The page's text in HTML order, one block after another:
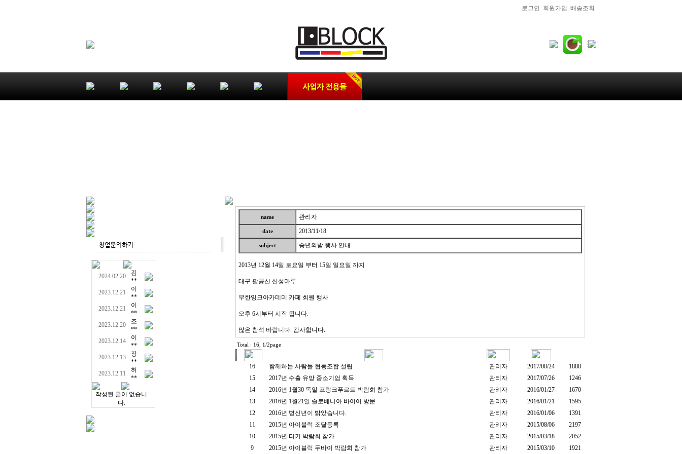
로그인 회원가입 배송조회
2024.02.20
김
**
2023.12.21
이
**
2023.12.21
이
**
2023.12.20
조
**
2023.12.14
이
**
2023.12.13
장
**
2023.12.11
허
**
작성된 글이 없습니
다.
name 관리자
date 2013/11/18
subject 송년의밤 행사 안내
2013년 12월 14일 토요일 부터 15일 일요일 까지
대구 팔공산 산성마루
무한잉크아카데미 카페 회원 행사
오후 6시부터 시작 됩니다.
많은 참석 바랍니다. 감사합니다.
Total : 16, 1/2page
16 함께하는 사람들 협동조합 설립 관리자 2017/08/24
1888
15
2017년 수출 유망 중소기업 획득 관리자 2017/07/26
1246
14
2016년 1월30 독일 프랑크푸르트 박람회 참가 관리자 2016/01/27
1670
13
2016년 1월21일 슬로베니아 바이어 방문 관리자 2016/01/21
1595
12
2016년 병신년이 밝았습니다. 관리자 2016/01/06
1391
11
2015년 아이블럭 조달등록 관리자 2015/08/06
2197
10
2015년 터키 박람회 참가 관리자 2015/03/18
2052
9
2015년 아이블럭 두바이 박람회 참가 관리자 2015/03/10 1921